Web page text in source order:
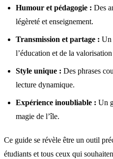
Humour et pédagogie : Des
légèreté et enseignement.
Transmission et partage : Un
l’éducation et de la
Style unique : Des phrases
lecture dynamique.
Expérience inoubliable : Un
magie de l’île.
Ce guide se révèle être un outil
étudiants et tous ceux qui